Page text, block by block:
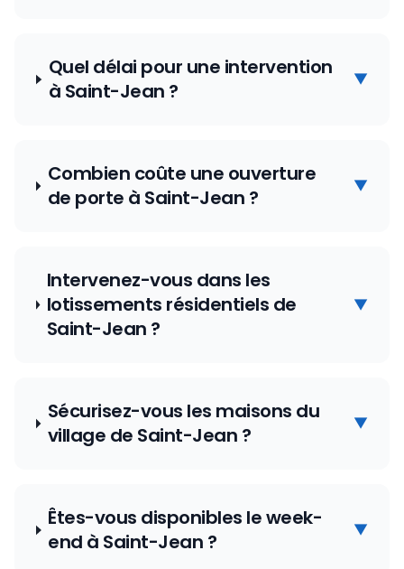
Quel délai pour une intervention
à Saint-Jean ?
▼
Combien coûte une ouverture
de porte à Saint-Jean ?
▼
Intervenez-vous dans les
lotissements résidentiels de
Saint-Jean ?
▼
Sécurisez-vous les maisons du
village de Saint-Jean ?
▼
Êtes-vous disponibles le week-
end à Saint-Jean ?
▼